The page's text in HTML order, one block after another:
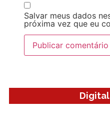
Salvar meus dados
próxima vez que eu
Digital